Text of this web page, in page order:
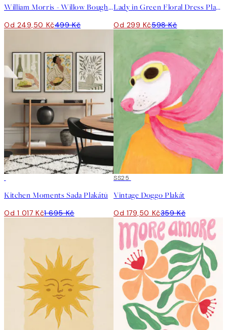
William Morris - Willow Bough Landscape Plakát
Od 249,50 Kč499 Kč
Lady in Green Floral Dress Plakát
Od 299 Kč598 Kč
Kitchen Moments Sada Plakátů
Od 1 017 Kč1 695 Kč
50%*
SS25
Vintage Doggo Plakát
Od 179,50 Kč359 Kč